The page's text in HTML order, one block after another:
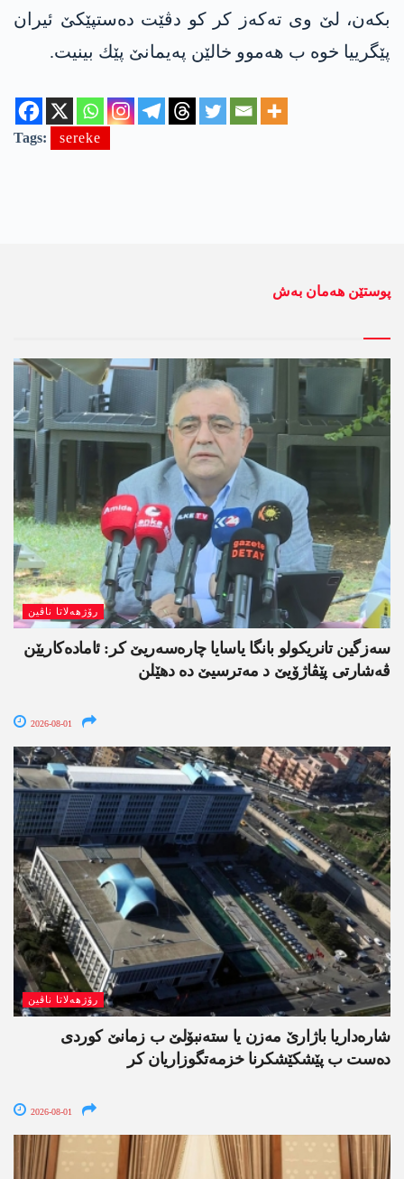
بکه‌ن، لێ وی تەکەز کر کو دڤێت ده‌ستپێكێ ئیران
پێگرییا خوه‌ ب ھەموو خالێن پەیمانێ پێك بینیت.
Tags: sereke
پوستێن ھەمان بەش
رۆژھەلاتا ناڤین
سەزگین تانریکولو بانگا یاسایا چارەسەریێ کر: ئامادەکاریێن
ڤەشارتی پێڤاژۆیێ د مەترسیێ دە دھێلن
2026-08-01
رۆژھەلاتا ناڤین
شارەداریا باژارێ مەزن یا ستەنبۆلێ ب زمانێ کوردی
دەست ب پێشکێشکرنا خزمەتگوزاریان کر
2026-08-01